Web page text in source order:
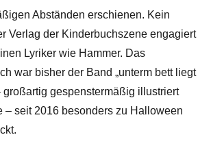
Abständen erschienen. Kein
Verlag der Kinderbuchszene engagiert
Lyriker wie Hammer. Das
war bisher der Band „unterm bett liegt
großartig gespenstermäßig illustriert
– seit 2016 besonders zu Halloween